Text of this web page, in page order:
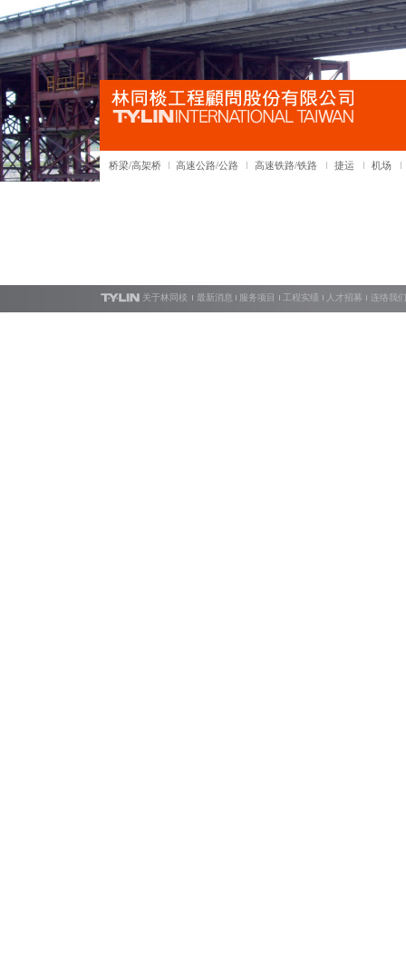
桥梁/高架桥 高速公路/公路 高速铁路/铁路 捷运 机场
关于林同棪 最新消息 服务项目 工程实绩 人才招募 连络我